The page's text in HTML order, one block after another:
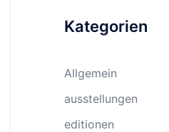
Kategorien
Allgemein
ausstellungen
editionen